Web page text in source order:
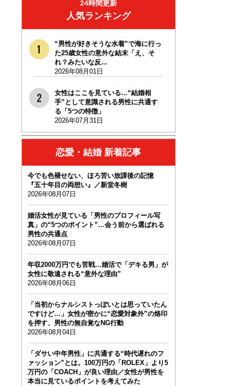
24時間更新
人気ランキング
“男性が好きそうな水着”で海に行っ
た25歳女性の意外な結末「え、そ
れ？みたいな反...
2026年08月01日
女性はここを見ている…“結婚相
手”として意識される男性に共通す
る「5つの特徴」
2026年07月31日
恋愛・結婚 新着記事
今でも色褪せない、ほろ苦い放課後の記憶
『五十年目の両想い』／新堂冬樹
2026年08月07日
婚活女性が見ている「男性のプロフィール写
真」の“5つのポイント”…会う前から選ばれる
男性の共通点
2026年08月07日
年収2000万円でも苦戦…婚活で「デキる男」が
女性に敬遠される“意外な理由”
2026年08月06日
「当初からナルシストっぽいとは思っていたん
ですけど…」女性が密かに“恋愛対象外”の烙印
を押す、男性の無自覚なNG行動
2026年08月04日
「ダサい中年男性」に共通する“時代遅れのフ
ァッション”とは。100万円の「ROLEX」より5
万円の「COACH」が良い理由／女性が男性を
本当に見ているポイントを考えてみた